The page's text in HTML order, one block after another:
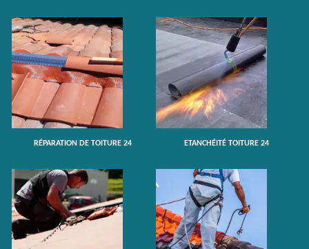
RÉPARATION DE TOITURE 24 ETANCHÉITÉ TOITURE 24